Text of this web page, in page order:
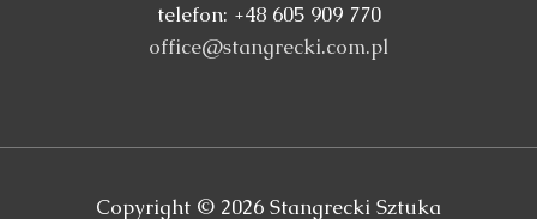
telefon: +48 605 909 770
office@stangrecki.com.pl
Copyright © 2026 Stangrecki Sztuka